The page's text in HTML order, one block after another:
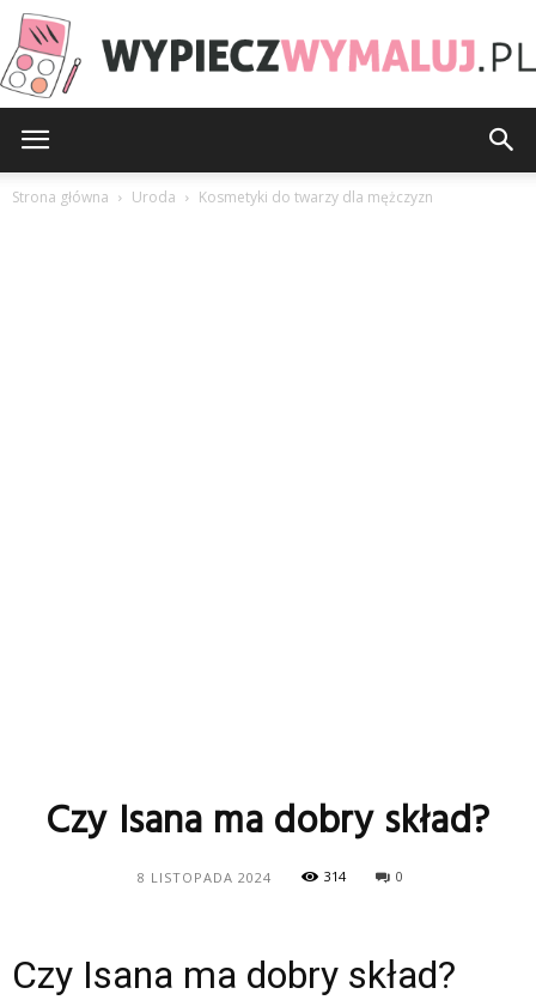
Strona główna Uroda Kosmetyki do twarzy dla mężczyzn
Czy Isana ma dobry skład?
8 LISTOPADA 2024 314 0
Czy Isana ma dobry skład?